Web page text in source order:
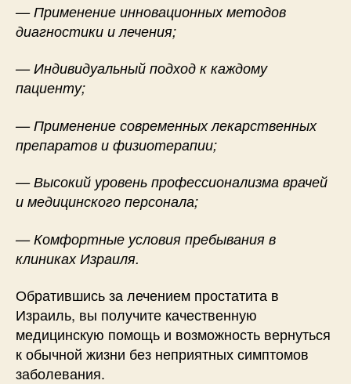
— Применение инновационных методов
диагностики и лечения;
— Индивидуальный подход к каждому
пациенту;
— Применение современных лекарственных
препаратов и физиотерапии;
— Высокий уровень профессионализма врачей
и медицинского персонала;
— Комфортные условия пребывания в
клиниках Израиля.
Обратившись за лечением простатита в
Израиль, вы получите качественную
медицинскую помощь и возможность вернуться
к обычной жизни без неприятных симптомов
заболевания.